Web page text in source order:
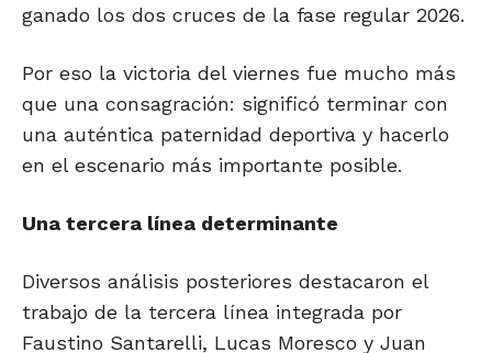
ganado los dos cruces de la fase regular 2026.
Por eso la victoria del viernes fue mucho más
que una consagración: significó terminar con
una auténtica paternidad deportiva y hacerlo
en el escenario más importante posible.
Una tercera línea determinante
Diversos análisis posteriores destacaron el
trabajo de la tercera línea integrada por
Faustino Santarelli, Lucas Moresco y Juan